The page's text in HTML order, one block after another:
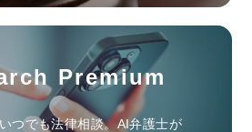
Premium
つでも法律相談。AI弁護士が